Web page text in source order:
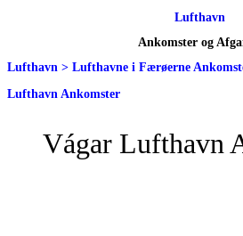
Lufthavn
Ankomster og
Lufthavn > Lufthavne i Færøerne
Lufthavn Ankomster
Vágar Lufthavn